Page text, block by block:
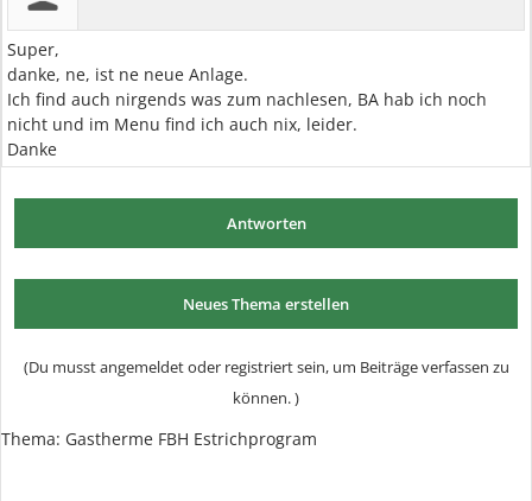
Super,
danke, ne, ist ne neue Anlage.
Ich find auch nirgends was zum nachlesen, BA hab ich noch
nicht und im Menu find ich auch nix, leider.
Danke
Antworten
Neues Thema erstellen
(Du musst angemeldet oder registriert sein, um Beiträge verfassen zu
können. )
Thema: Gastherme FBH Estrichprogram